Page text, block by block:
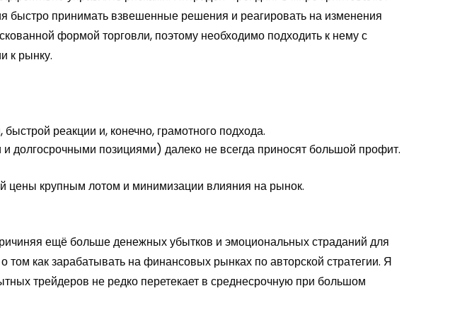
быстро принимать взвешенные решения и реагировать на изменения
формой торговли, поэтому необходимо подходить к нему с
к рынку.
реакции и, конечно, грамотного подхода.
позициями) далеко не всегда приносят большой профит.
цены крупным лотом и минимизации влияния на рынок.
ещё больше денежных убытков и эмоциональных страданий для
как зарабатывать на финансовых рынках по авторской стратегии. Я
трейдеров не редко перетекает в среднесрочную при большом